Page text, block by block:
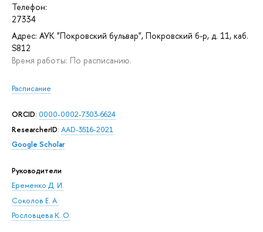
Телефон:
27334
Адрес: АУК "Покровский бульвар", Покровский б-р, д. 11, каб.
S812
Время работы: По расписанию.
Расписание
ORCID: 0000-0002-7303-6624
ResearcherID: AAD-3516-2021
Google Scholar
Руководители
Еременко Д. И.
Соколов Е. А.
Рословцева К. О.